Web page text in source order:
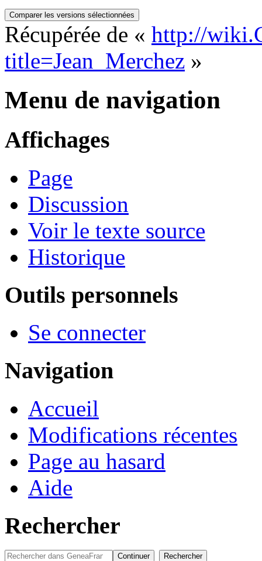
Récupérée de « http://
title=Jean_Merchez »
Menu de navigation
Affichages
Page
Discussion
Voir le texte source
Historique
Outils personnels
Se connecter
Navigation
Accueil
Modifications récentes
Page au hasard
Aide
Rechercher